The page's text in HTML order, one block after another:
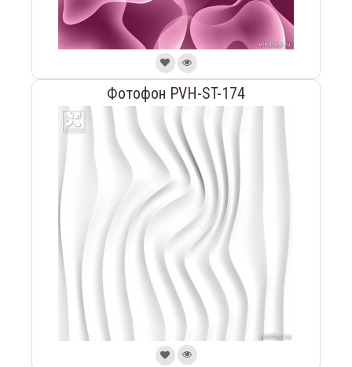
Фотофон PVH-ST-174